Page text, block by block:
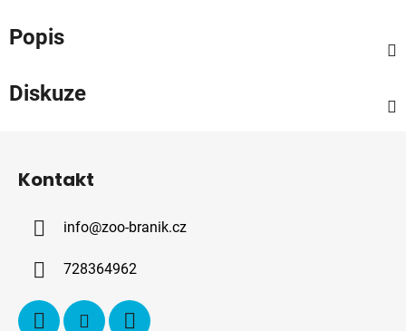
Popis
Diskuze
Kontakt
info@zoo-branik.cz
728364962